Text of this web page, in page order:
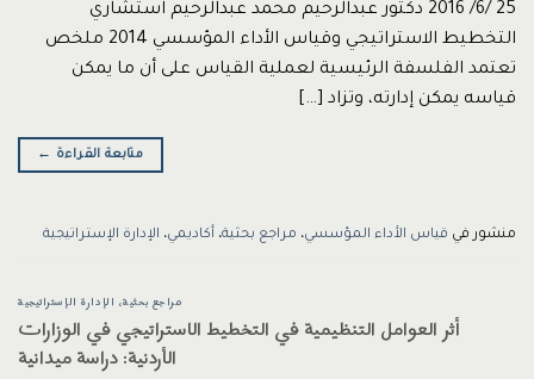
25 /6/ 2016 دكتور عبدالرحيم محمد عبدالرحيم استشاري
التخطيط الاستراتيجي وقياس الأداء المؤسسي 2014 ملخص
تعتمد الفلسفة الرئيسية لعملية القياس على أن ما يمكن
قياسه يمكن إدارته، وتزاد […]
متابعة القراءة ←
منشور في قياس الأداء المؤسسي، مراجع بحثية، أكاديمي، الإدارة الإستراتيجية
مراجع بحثية، الإدارة الإستراتيجية
أثر العوامل التنظيمية في التخطيط الاستراتيجي في الوزارات
الأردنية: دراسة ميدانية